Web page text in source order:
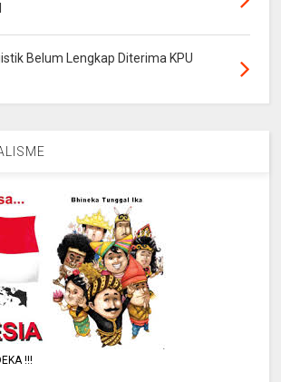
Belum Lengkap Diterima KPU
!!!